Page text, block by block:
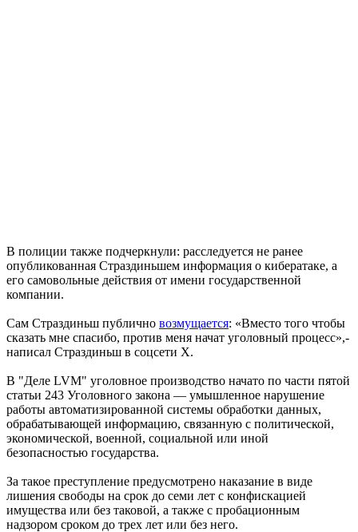
В полиции также подчеркнули: расследуется не ранее
опубликованная Страздиньшем информация о кибератаке, а
его самовольные действия от имени государственной
компании.
Сам Страздиньш публично возмущается: «Вместо того чтобы
сказать мне спасибо, против меня начат уголовный процесс»,-
написал Страздиньш в соцсети X.
В "Деле LVM" уголовное производство начато по части пятой
статьи 243 Уголовного закона — умышленное нарушение
работы автоматизированной системы обработки данных,
обрабатывающей информацию, связанную с политической,
экономической, военной, социальной или иной
безопасностью государства.
За такое преступление предусмотрено наказание в виде
лишения свободы на срок до семи лет с конфискацией
имущества или без таковой, а также с пробационным
надзором сроком до трех лет или без него.